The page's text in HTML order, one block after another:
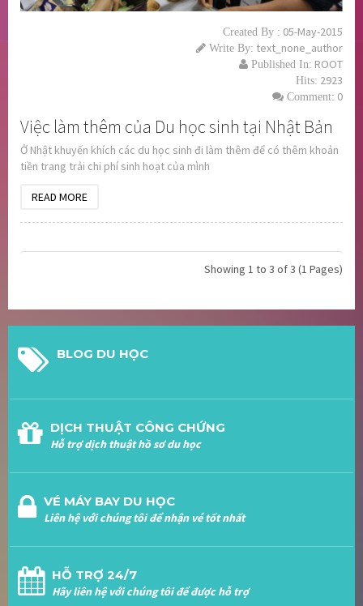
Created By : 05-May-2015
Write By: text_none_author
Published In: ROOT
Hits: 2923
Comment: 0
Việc làm thêm của Du học sinh tại Nhật Bản
Ở Nhật khuyến khích các du học sinh đi làm thêm để có thêm khoản
tiền trang trải chi phí sinh hoạt của mình
READ MORE
Showing 1 to 3 of 3 (1 Pages)
BLOG DU HỌC
DỊCH THUẬT CÔNG CHỨNG
Hỗ trợ dịch thuật hồ sơ du học
VÉ MÁY BAY DU HỌC
Liên hệ với chúng tôi để nhận vé tốt nhất
HỖ TRỢ 24/7
Hãy liên hệ với chúng tôi để được hỗ trợ